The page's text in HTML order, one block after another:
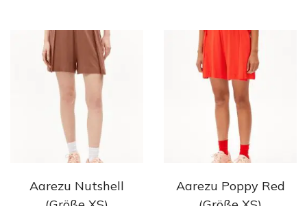
Aarezu Nutshell
Aarezu Poppy Red